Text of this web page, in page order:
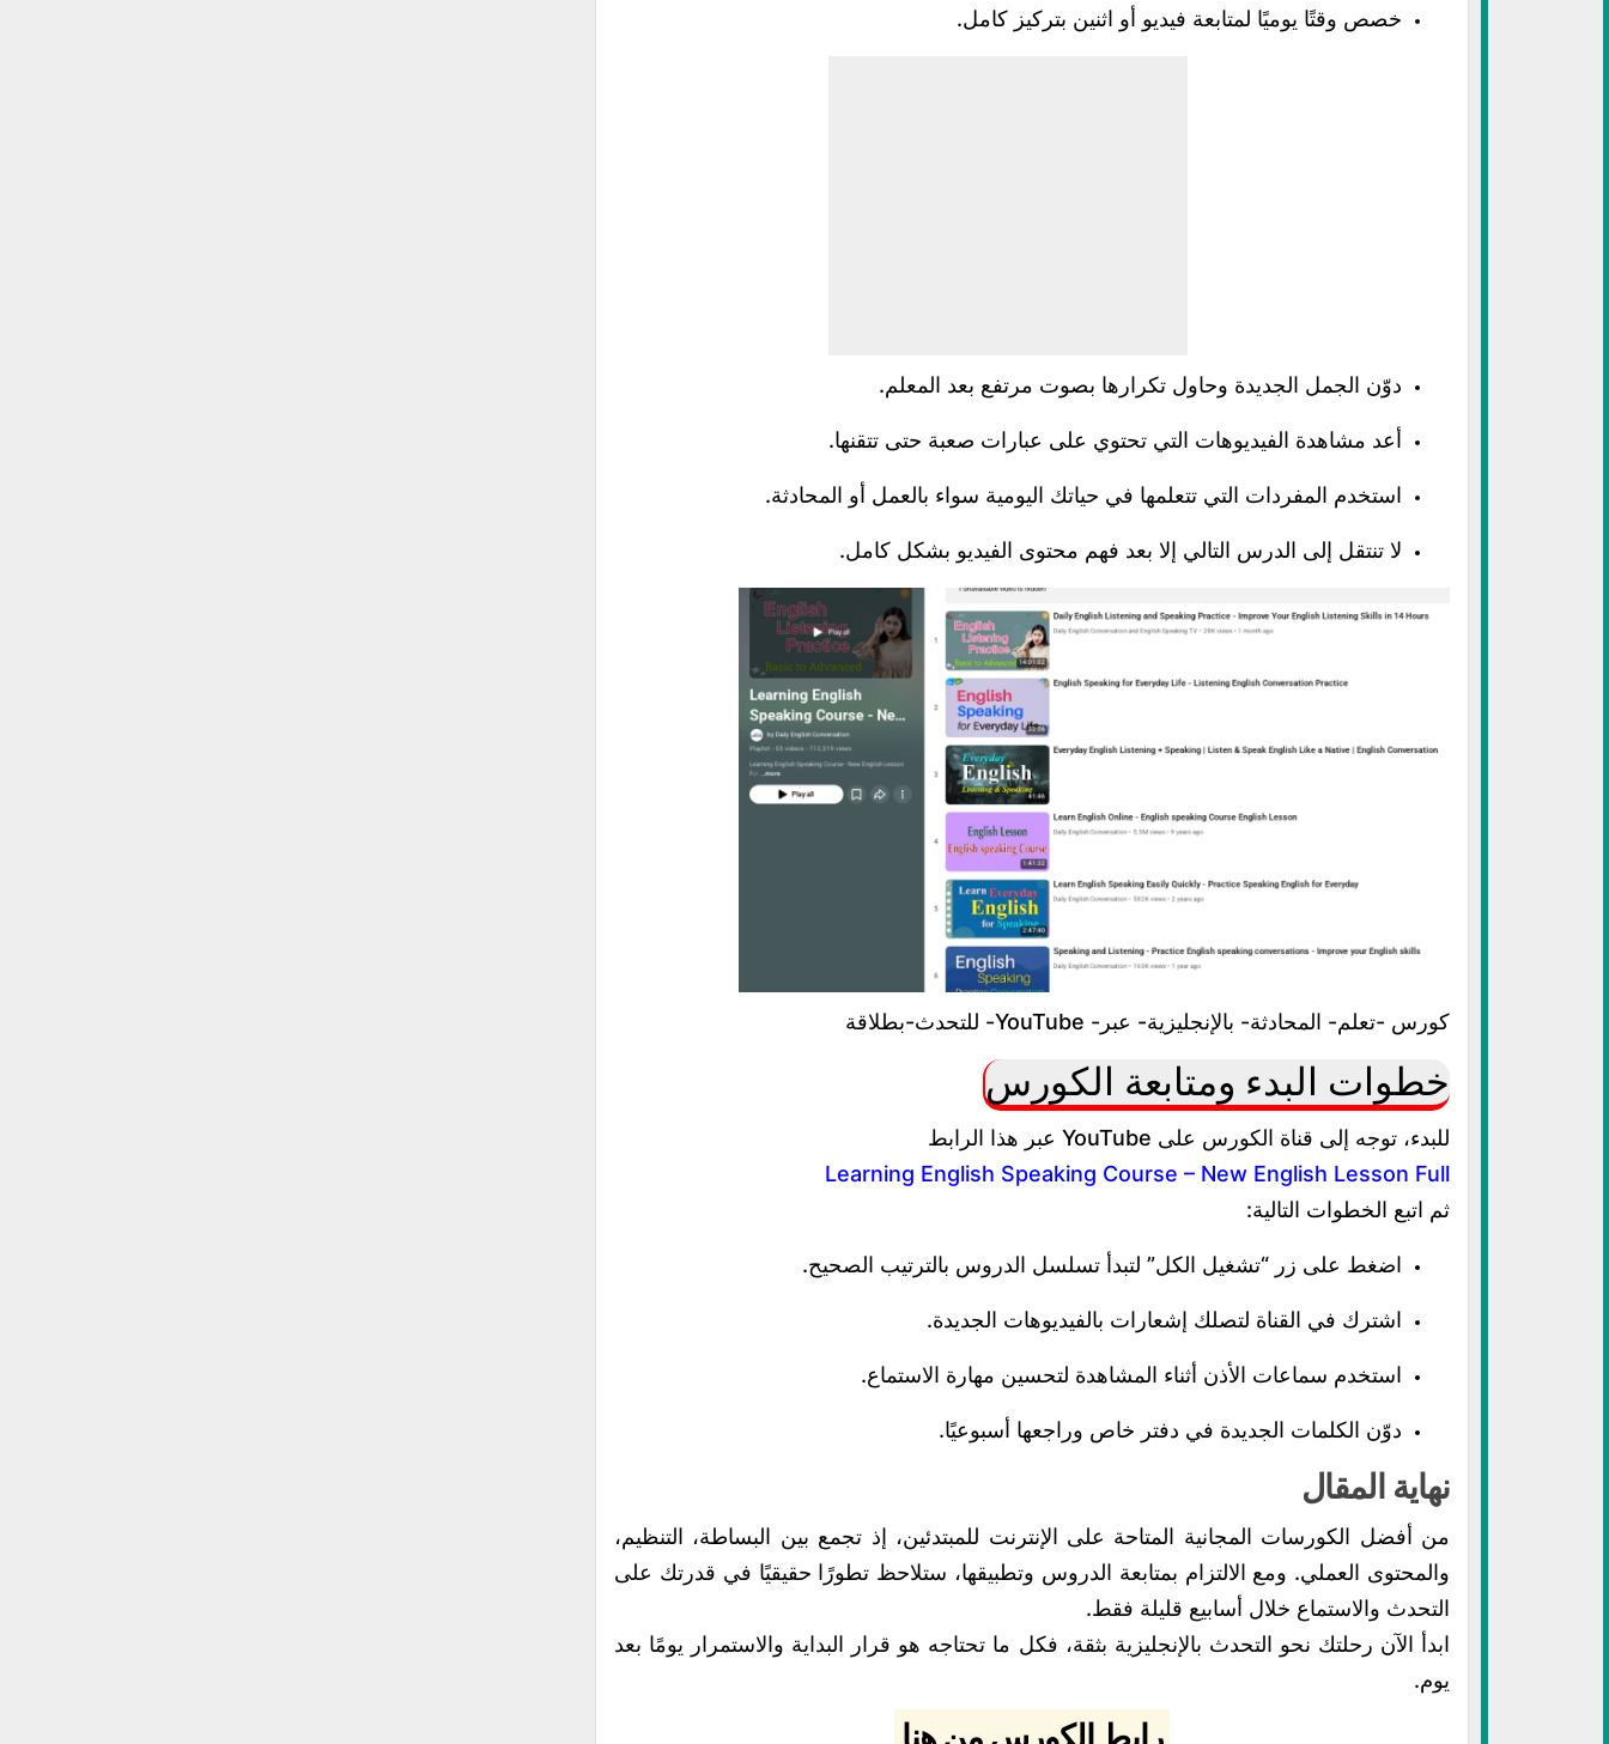
خصص وقتًا يوميًا لمتابعة فيديو أو اثنين بتركيز كامل.
دوّن الجمل الجديدة وحاول تكرارها بصوت مرتفع بعد المعلم.
أعد مشاهدة الفيديوهات التي تحتوي على عبارات صعبة حتى تتقنها.
استخدم المفردات التي تتعلمها في حياتك اليومية سواء بالعمل أو المحادثة.
لا تنتقل إلى الدرس التالي إلا بعد فهم محتوى الفيديو بشكل كامل.
كورس -تعلم- المحادثة- بالإنجليزية- عبر- YouTube- للتحدث-بطلاقة
خطوات البدء ومتابعة الكورس
للبدء، توجه إلى قناة الكورس على YouTube عبر هذا الرابط
Learning English Speaking Course – New English Lesson Full
ثم اتبع الخطوات التالية:
اضغط على زر “تشغيل الكل” لتبدأ تسلسل الدروس بالترتيب الصحيح.
اشترك في القناة لتصلك إشعارات بالفيديوهات الجديدة.
استخدم سماعات الأذن أثناء المشاهدة لتحسين مهارة الاستماع.
دوّن الكلمات الجديدة في دفتر خاص وراجعها أسبوعيًا.
نهاية المقال
من أفضل الكورسات المجانية المتاحة على الإنترنت للمبتدئين، إذ تجمع بين البساطة، التنظيم،
والمحتوى العملي. ومع الالتزام بمتابعة الدروس وتطبيقها، ستلاحظ تطورًا حقيقيًا في قدرتك على
التحدث والاستماع خلال أسابيع قليلة فقط.
ابدأ الآن رحلتك نحو التحدث بالإنجليزية بثقة، فكل ما تحتاجه هو قرار البداية والاستمرار يومًا بعد
يوم.